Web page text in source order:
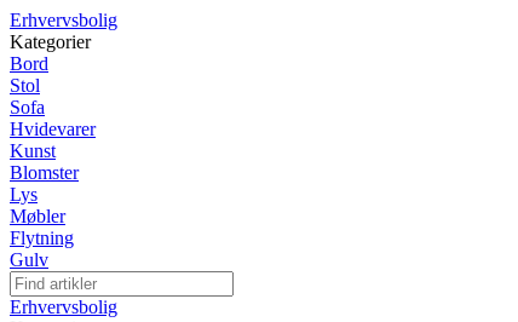
Erhvervsbolig
Kategorier
Bord
Stol
Sofa
Hvidevarer
Kunst
Blomster
Lys
Møbler
Flytning
Gulv
Erhvervsbolig